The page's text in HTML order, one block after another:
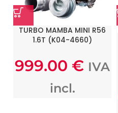
TURBO MAMBA MINI R56
1.6T (K04-4660)
999.00€ IVA
incl.